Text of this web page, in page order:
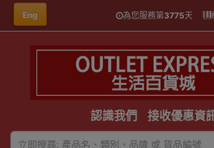
Eng 為您服務第3775天
認識我們 接收優惠資